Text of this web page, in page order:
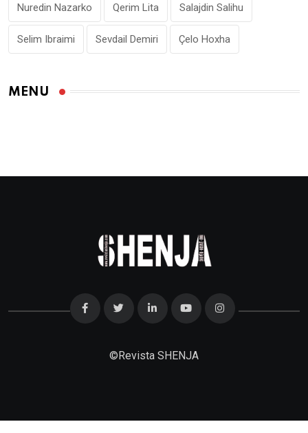
Nuredin Nazarko Qerim Lita Salajdin Salihu
Selim Ibraimi Sevdail Demiri Çelo Hoxha
MENU
©Revista SHENJA